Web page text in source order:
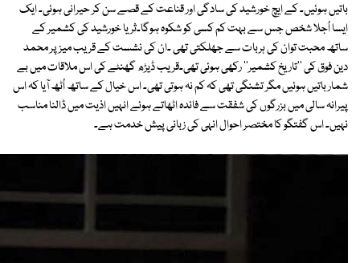
باتیں ہوئیں۔ کے ایچ خورشید کی سادگی اور قناعت کے قصے سن کر حیرانی ہوئی۔ ایک
ایسا اُجلا شخص جس سے بہت کم کسی کو شکوہ ہوگا۔ثریا خورشید کی کشمیر کے
ساتھ محبت توان کی ہربات سے جھلکتی تھی ۔ان کی نشست کے قریب میز پر محمد
دین فوق کی ''تاریخ کشمیر'' رکھی ہوئی تھی۔قریب ڈیڑھ گھنٹے کی اس ملاقات میں بے
شمار باتیں ہوئیں مگر تشنگی تھی کہ کم نہ ہوتی تھی۔ اس خیال کے ساتھ اُٹھ آیا کہ اس
پیرانہ سالی میں بزرگوں کی شفقت سے فائدہ اٹھاتے ہوئے انہیں اذیت میں ڈالنا مناسب
نہیں۔ اس گفتگو کا مختصر احوال انہی کی زبانی پیش خدمت ہے۔